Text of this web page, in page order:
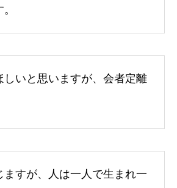
しいと思いますが、会者定離
ますが、人は一人で生まれ一